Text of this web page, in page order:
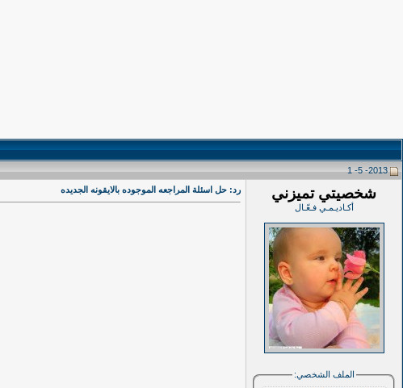
2013- 5- 1
شخصيتي تميزني
أكـاديـمـي فـعّـال
الملف الشخصي:
رد: حل اسئلة المراجعه الموجوده بالايقونه الجديده